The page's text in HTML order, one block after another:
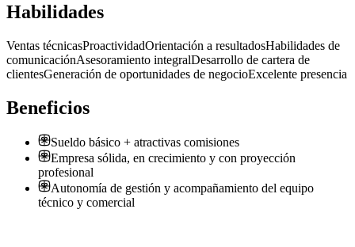
Habilidades
Ventas técnicasProactividadOrientación a resultadosHabilidades de
comunicaciónAsesoramiento integralDesarrollo de cartera de
clientesGeneración de oportunidades de negocioExcelente presencia
Beneficios
Sueldo básico + atractivas comisiones
Empresa sólida, en crecimiento y con proyección
profesional
Autonomía de gestión y acompañamiento del equipo
técnico y comercial